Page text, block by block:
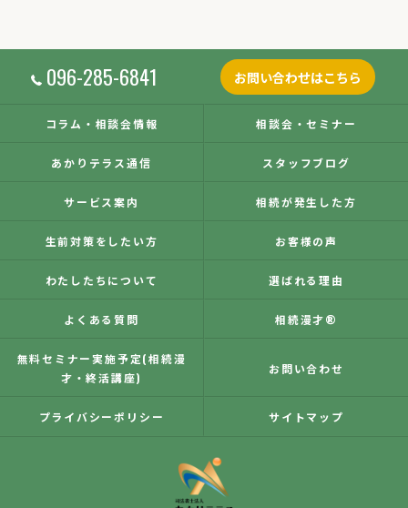
096-285-6841 お問い合わせはこちら
コラム・相談会情報 相談会・セミナー
あかりテラス通信 スタッフブログ
サービス案内 相続が発生した方
生前対策をしたい方 お客様の声
わたしたちについて 選ばれる理由
よくある質問 相続漫才®
無料セミナー実施予定(相続漫
才・終活講座)
お問い合わせ
プライバシーポリシー サイトマップ